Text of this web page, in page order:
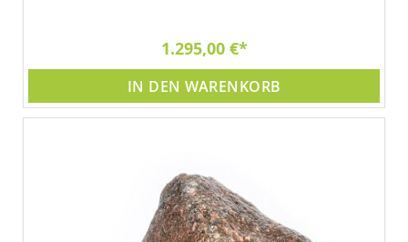
1.295,00 €
IN DEN WARENKORB